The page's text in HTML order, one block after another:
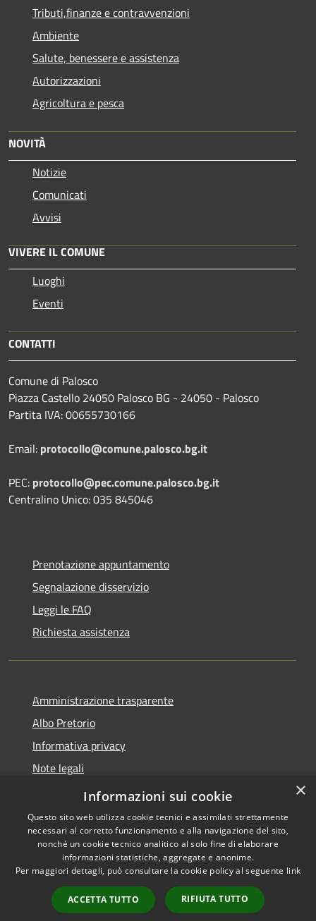
Tributi,finanze e contravvenzioni
Ambiente
Salute, benessere e assistenza
Autorizzazioni
Agricoltura e pesca
NOVITÀ
Notizie
Comunicati
Avvisi
VIVERE IL COMUNE
Luoghi
Eventi
CONTATTI
Comune di Palosco
Piazza Castello 24050 Palosco BG - 24050 - Palosco
Partita IVA: 00655730166
Email: protocollo@comune.palosco.bg.it
PEC: protocollo@pec.comune.palosco.bg.it
Centralino Unico: 035 845046
Prenotazione appuntamento
Segnalazione disservizio
Leggi le FAQ
Richiesta assistenza
Amministrazione trasparente
Albo Pretorio
Informativa privacy
Note legali
Dichiarazione di accessibilità
Accessibilità
Copyright © 2026 • Comune di
Palosco • Powered by
Municipium•
Accesso
redazione
×
Informazioni sui cookie
Questo sito web utilizza cookie tecnici e assimilati strettamente
necessari al corretto funzionamento e alla navigazione del sito,
nonché un cookie tecnico analitico al solo fine di elaborare
informazioni statistiche, aggregate e anonime.
Per maggiori dettagli, può consultare la cookie policy al seguente link
ACCETTA TUTTO RIFIUTA TUTTO